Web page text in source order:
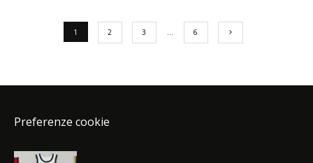
1 2 3 6
Preferenze cookie